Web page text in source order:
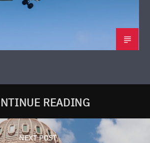
READING
NEXT POST